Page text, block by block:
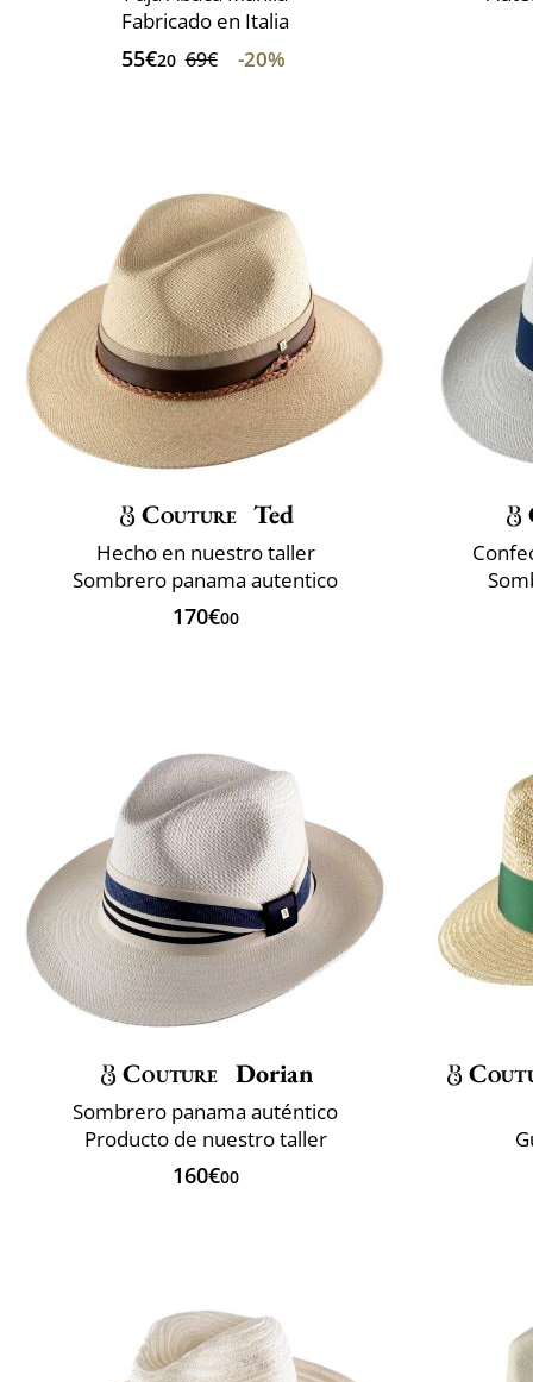
Fabricado en Italia
55€20 69€ -20%
Couture Ted
Hecho en nuestro taller
Sombrero panama autentico
170€00
Couture Dorian
Sombrero panama auténtico
Producto de nuestro taller
160€00